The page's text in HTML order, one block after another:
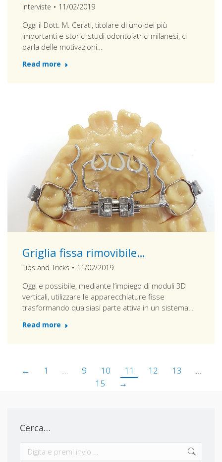
Interviste 11/02/2019
Oggi il Dott. M. Cerati, titolare di uno dei più
importanti e storici studi odontoiatrici milanesi, ci
parla delle motivazioni…
Read more
Griglia fissa rimovibile…
Tips and Tricks 11/02/2019
Oggi e possibile, mediante l’impiego di moduli 3D
verticali, utilizzare le apparecchiature fisse
trasformando qualsiasi parte attiva in un sistema…
Read more
← 1 … 9 10 11 12 13
…
15
→
Cerca…
Cerca: